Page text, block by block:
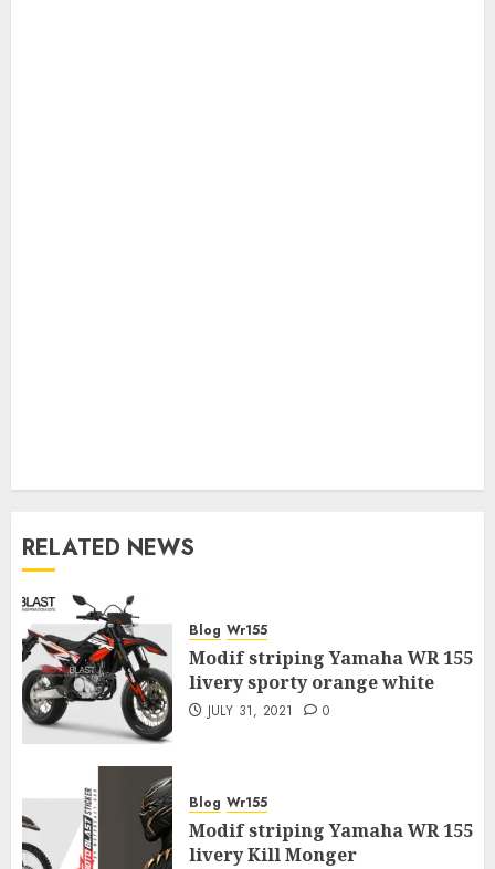
RELATED NEWS
Blog Wr155
Modif striping Yamaha WR 155
livery sporty orange white
JULY 31, 2021 0
Blog Wr155
Modif striping Yamaha WR 155
livery Kill Monger